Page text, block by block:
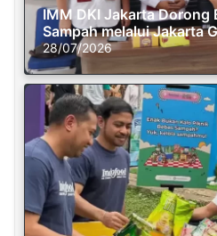
IMM DKI Jakarta Dorong
Sampah melalui Jakarta
28/07/2026